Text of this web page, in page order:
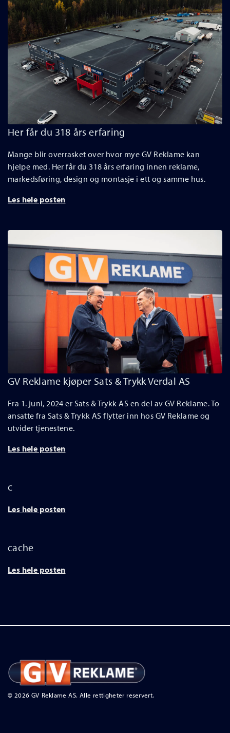
Her får du 318 års erfaring
Mange blir overrasket over hvor mye GV Reklame kan
hjelpe med. Her får du 318 års erfaring innen reklame,
markedsføring, design og montasje i ett og samme hus.
Les hele posten
GV Reklame kjøper Sats & Trykk Verdal AS
Fra 1. juni, 2024 er Sats & Trykk AS en del av GV Reklame. To
ansatte fra Sats & Trykk AS flytter inn hos GV Reklame og
utvider tjenestene.
Les hele posten
c
Les hele posten
cache
Les hele posten
© 2026 GV Reklame AS. Alle rettigheter reservert.